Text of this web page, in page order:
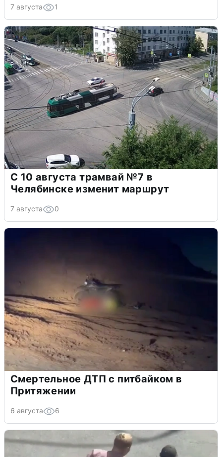
7 августа 1
С 10 августа трамвай №7 в
Челябинске изменит маршрут
7 августа 0
Смертельное ДТП с питбайком в
Притяжении
6 августа 6